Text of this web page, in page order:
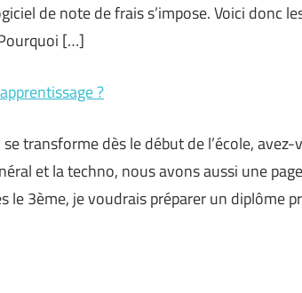
de note de frais s’impose. Voici donc
[…]
?
transforme dès le début de l’école,
et la techno, nous avons aussi une
le 3ème, je voudrais préparer un diplôme